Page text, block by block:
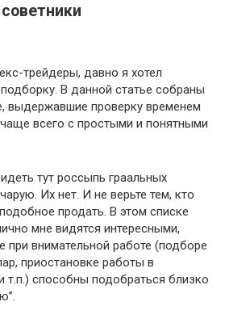
трейдеры, давно я хотел
В данной статье собраны
выдержавшие проверку временем
всего с простыми и понятными
тут россыпь граальных
Их нет. И не верьте тем, кто
продать. В этом списке
мне видятся интересными,
при внимательной работе (подборе
приостановке работы в
способны подобраться близко